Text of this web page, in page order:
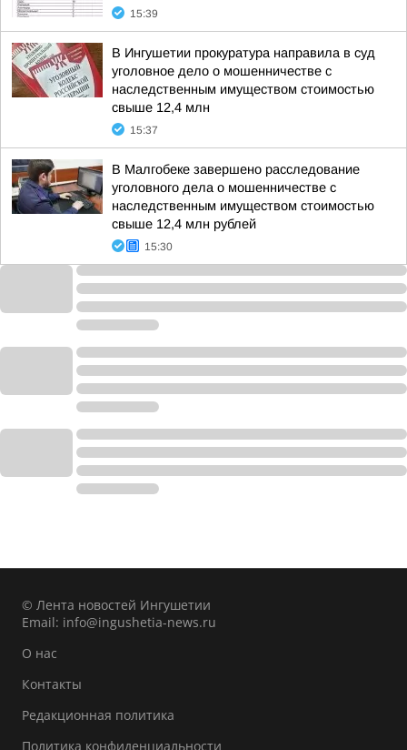
15:39
В Ингушетии прокуратура направила в суд
уголовное дело о мошенничестве с
наследственным имуществом стоимостью
свыше 12,4 млн
15:37
В Малгобеке завершено расследование
уголовного дела о мошенничестве с
наследственным имуществом стоимостью
свыше 12,4 млн рублей
15:30
© Лента новостей Ингушетии
Email: info@ingushetia-news.ru
О нас
Контакты
Редакционная политика
Политика конфиденциальности